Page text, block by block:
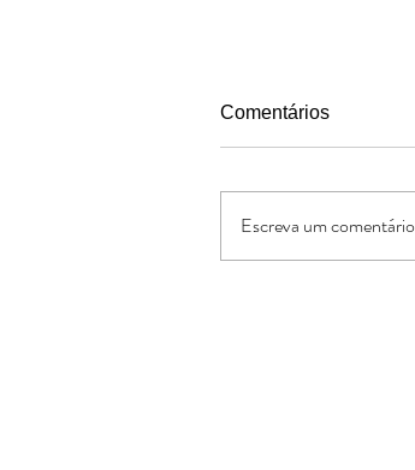
Comentários
Escreva um comentário